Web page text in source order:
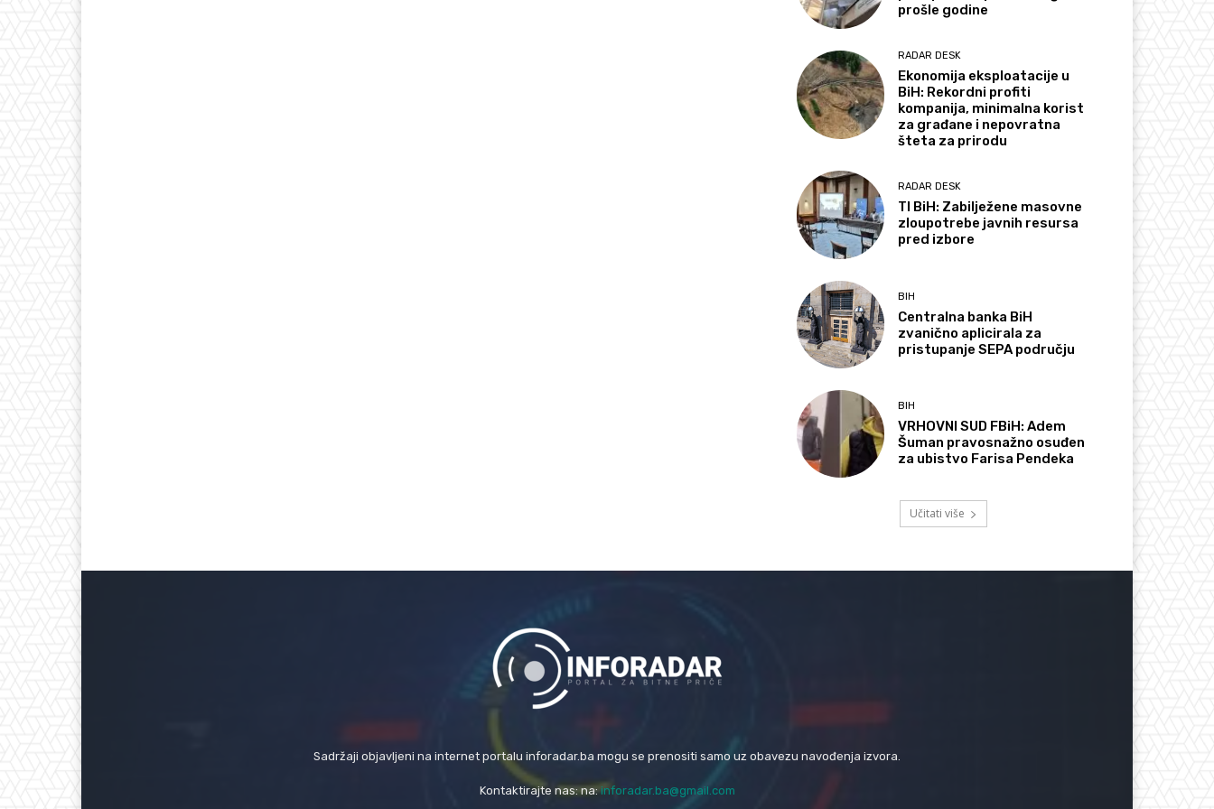
prošle godine
RADAR DESK
Ekonomija eksploatacije u
BiH: Rekordni profiti
kompanija, minimalna korist
za građane i nepovratna
šteta za prirodu
RADAR DESK
TI BiH: Zabilježene masovne
zloupotrebe javnih resursa
pred izbore
BIH
Centralna banka BiH
zvanično aplicirala za
pristupanje SEPA području
BIH
VRHOVNI SUD FBiH: Adem
Šuman pravosnažno osuđen
za ubistvo Farisa Pendeka
Učitati više
Sadržaji objavljeni na internet portalu inforadar.ba mogu se prenositi samo uz obavezu navođenja izvora.
Kontaktirajte nas: na:inforadar.ba@gmail.com